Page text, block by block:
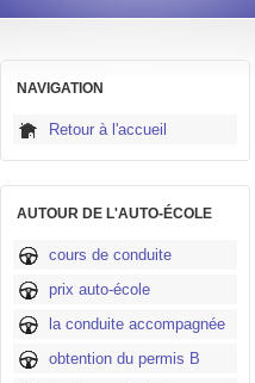
NAVIGATION
Retour à l'accueil
AUTOUR DE L'AUTO-ÉCOLE
cours de conduite
prix auto-école
la conduite accompagnée
obtention du permis B